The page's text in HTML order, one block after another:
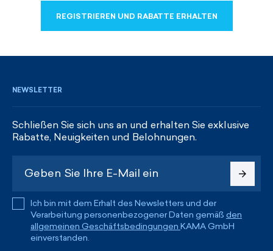
REGISTRIEREN UND RABATTE ERHALTEN
NEWSLETTER
Schließen Sie sich uns an und erhalten Sie exklusive
Rabatte, Neuigkeiten und Belohnungen.
Ich bin mit dem Erhalt des Newsletters und der
Verarbeitung personenbezogener Daten gemäß den
allgemeinen Geschäftsbedingungen KAMA GmbH
einverstanden.